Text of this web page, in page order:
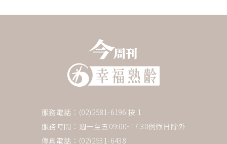
服務電話：(02)2581-6196 按 1
服務時間：週一至五09:00~17:30例假日除外
傳真電話：(02)2531-6438